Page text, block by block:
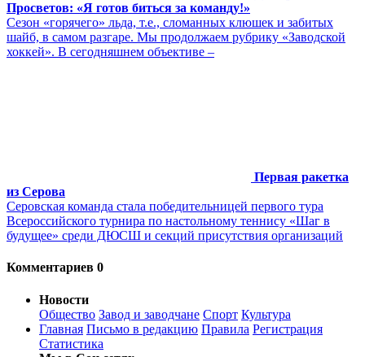
Просветов: «Я готов биться за команду!»
Сезон «горячего» льда, т.е., сломанных клюшек и забитых
шайб, в самом разгаре. Мы продолжаем рубрику «Заводской
хоккей». В сегодняшнем объективе –
Первая ракетка
из Серова
Серовская команда стала победительницей первого тура
Всероссийского турнира по настольному теннису «Шаг в
будущее» среди ДЮСШ и секций присутствия организаций
Комментариев 0
Новости
Общество Завод и заводчане Спорт Культура
Главная Письмо в редакцию Правила Регистрация
Статистика